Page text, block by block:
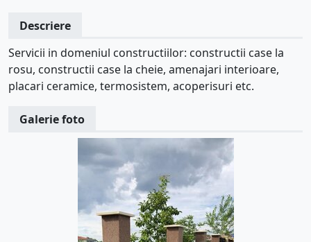
Descriere
Servicii in domeniul constructiilor: constructii case la
rosu, constructii case la cheie, amenajari interioare,
placari ceramice, termosistem, acoperisuri etc.
Galerie foto